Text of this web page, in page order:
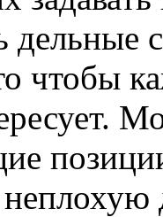
дельные
чтобы